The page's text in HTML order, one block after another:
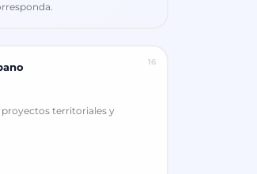
16
territoriales y